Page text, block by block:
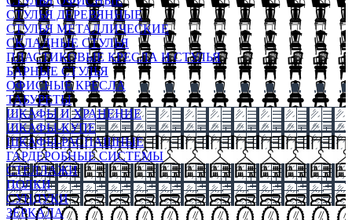
СТУЛЬЯ ДЕРЕВЯННЫЕ
СТУЛЬЯ МЕТАЛЛИЧЕСКИЕ
СКЛАДНЫЕ СТУЛЬЯ
ПЛАСТИКОВЫЕ КРЕСЛА И СТУЛЬЯ
БАРНЫЕ СТУЛЬЯ
ОФИСНЫЕ КРЕСЛА
ТАБУРЕТЫ
ШКАФЫ И ХРАНЕНИЕ
ШКАФЫ-КУПЕ
ШКАФЫ-РАСПАШНЫЕ
ГАРДЕРОБНЫЕ СИСТЕМЫ
СТЕЛЛАЖИ
ПОЛКИ
СУНДУКИ
ЗЕРКАЛА